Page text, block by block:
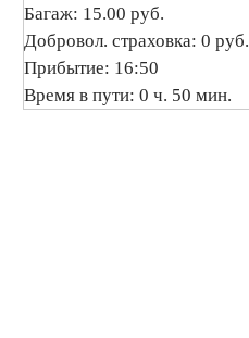
Багаж: 15.00 руб.
Добровол. страховка: 0 руб.
Прибытие: 16:50
Время в пути: 0 ч. 50 мин.